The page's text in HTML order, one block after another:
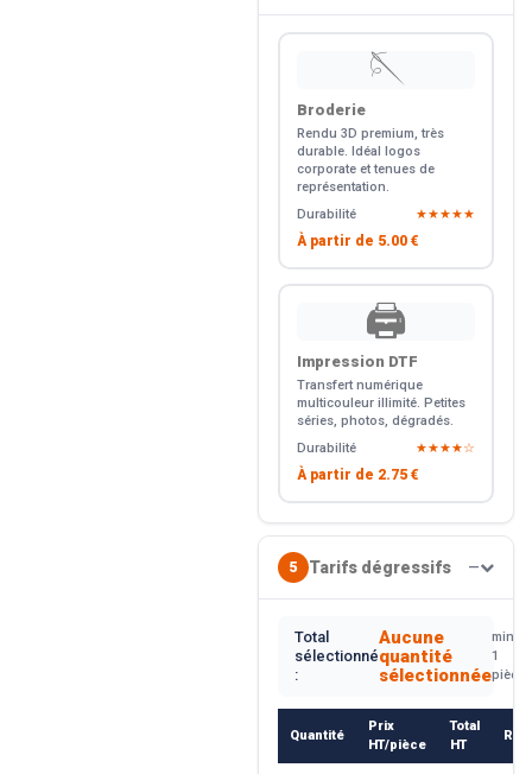
🪡
Broderie
Rendu 3D premium, très
durable. Idéal logos
corporate et tenues de
représentation.
Durabilité
★★★★★
À partir de 5.00 €
🖨️
Impression DTF
Transfert numérique
multicouleur illimité. Petites
séries, photos, dégradés.
Durabilité
★★★★☆
À partir de 2.75 €
5 Tarifs dégressifs —
Total
sélectionné
:
Aucune
quantité
sélectionnée
min.
1
pièce
Quantité
Prix
HT/pièce
Total
HT